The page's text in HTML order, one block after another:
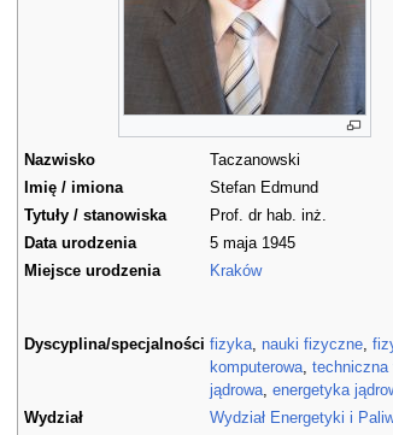
Nazwisko
Taczanowski
Imię / imiona
Stefan Edmund
Tytuły / stanowiska
Prof. dr hab. inż.
Data urodzenia
5 maja 1945
Miejsce urodzenia
Kraków
Dyscyplina/specjalności fizyka nauki fizyczne
komputerowa techniczna
jądrowa energetyka
Wydział
Wydział Energetyki i